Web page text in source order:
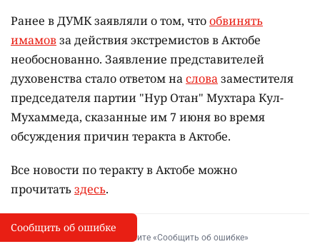
Ранее в ДУМК заявляли о том, чтообвинять
имамовза действия экстремистов в Актобе
необоснованно. Заявление представителей
духовенства стало ответом насловазаместителя
председателя партии "Нур Отан" Мухтара Кул-
Мухаммеда, сказанные им 7 июня во время
обсуждения причин теракта в Актобе.
Все новости по теракту в Актобе можно
прочитатьздесь.
I
Сообщить об опечатке
Выделите фрагмент и нажмите «Сообщить об ошибке»
Сообщить об ошибке